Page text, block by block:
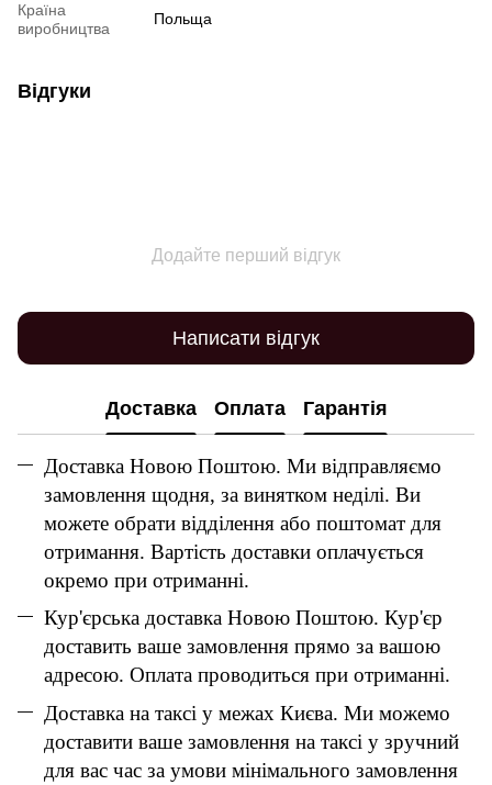
Країна
виробництва
Польща
Відгуки
Додайте перший відгук
Написати відгук
Доставка Оплата Гарантія
Доставка Новою Поштою. Ми відправляємо
замовлення щодня, за винятком неділі. Ви
можете обрати відділення або поштомат для
отримання. Вартість доставки оплачується
окремо при отриманні.
Кур'єрська доставка Новою Поштою. Кур'єр
доставить ваше замовлення прямо за вашою
адресою. Оплата проводиться при отриманні.
Доставка на таксі у межах Києва. Ми можемо
доставити ваше замовлення на таксі у зручний
для вас час за умови мінімального замовлення